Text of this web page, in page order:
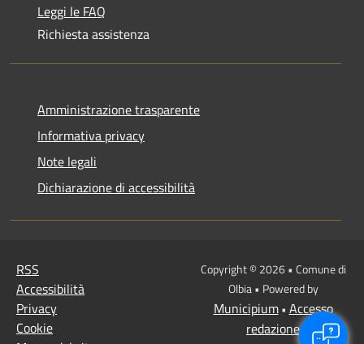
Leggi le FAQ
Richiesta assistenza
Amministrazione trasparente
Informativa privacy
Note legali
Dichiarazione di accessibilità
RSS
Accessibilità
Privacy
Cookie
Copyright © 2026 • Comune di
Olbia • Powered by
Municipium• Accesso
redazione